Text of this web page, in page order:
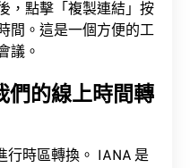
，點擊「複製連結」按
間。這是一個方便的工
議。
們的線上時間轉
行時區轉換。 IANA 是